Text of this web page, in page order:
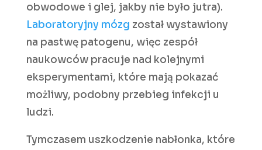
obwodowe i glej, jakby nie było jutra).
Laboratoryjny mózg został wystawiony
na pastwę patogenu, więc zespół
naukowców pracuje nad kolejnymi
eksperymentami, które mają pokazać
możliwy, podobny przebieg infekcji u
ludzi.
Tymczasem uszkodzenie nabłonka, które